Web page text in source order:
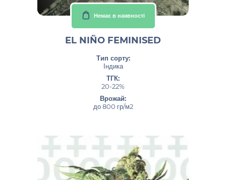
Немає в наявності
EL NIÑO FEMINISED
Тип сорту:
Індика
ТГК:
20-22%
Врожай:
до 800 гр/м2